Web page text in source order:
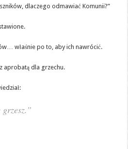
dlaczego odmawiać Komunii?”
właśnie po to, aby ich nawrócić.
aprobatą dla grzechu.